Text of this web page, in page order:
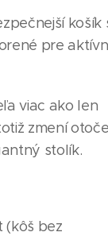
košík
pre
viac ako len
zmení
stolík.
(kôš bez